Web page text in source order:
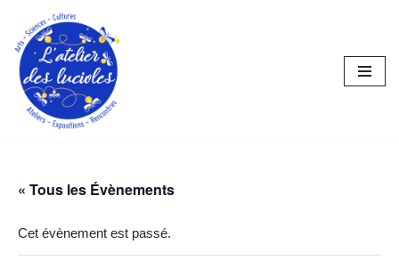
Aller
au
contenu
« Tous les Évènements
Cet évènement est passé.